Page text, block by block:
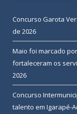
Concurso Garota
de 2026
Maio foi marcado
fortaleceram os
2026
Concurso
talento em Igarapé-